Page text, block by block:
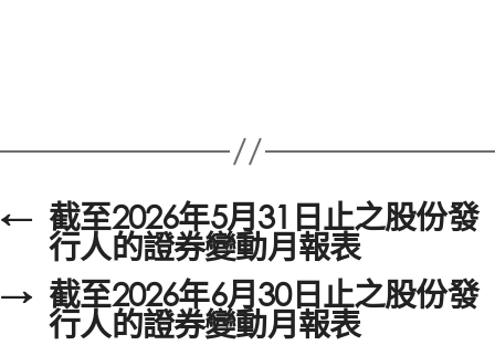
← 截至2026年5月31日止之股份發
行人的證券變動月報表
→ 截至2026年6月30日止之股份發
行人的證券變動月報表